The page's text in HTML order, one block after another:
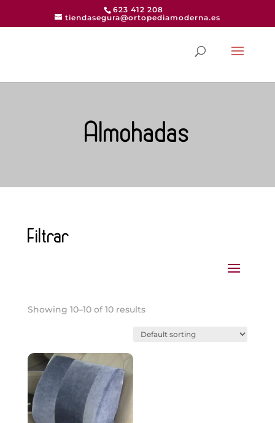
623 412 208
tiendasegura@ortopediamoderna.es
Almohadas
Filtrar
Showing 10–10 of 10 results